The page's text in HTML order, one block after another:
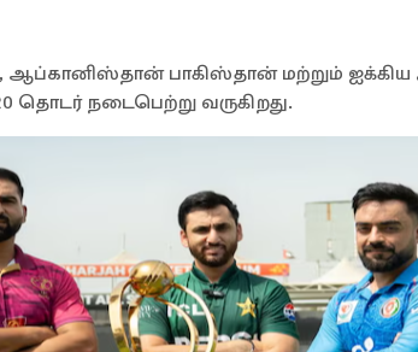
ஆப்கானிஸ்தான் பாகிஸ்தான் மற்றும் ஐக்கிய
தொடர் நடைபெற்று வருகிறது.